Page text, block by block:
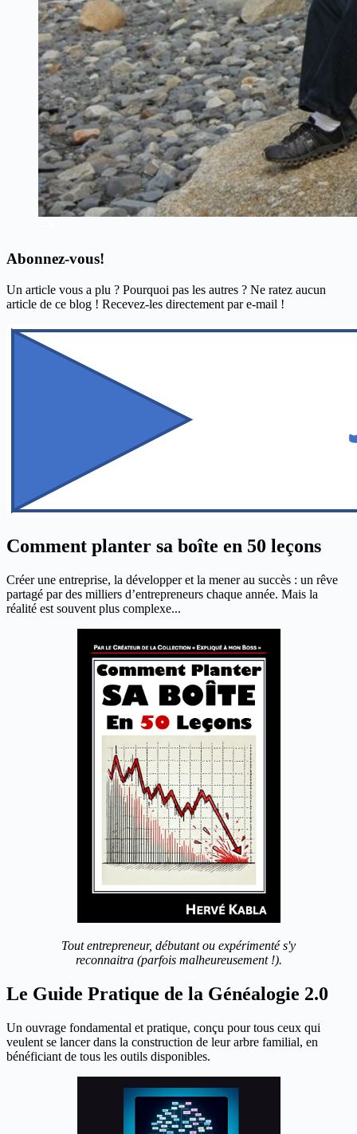
Abonnez-vous!
Un article vous a plu ? Pourquoi pas les autres ? Ne ratez aucun
article de ce blog ! Recevez-les directement par e-mail !
Comment planter sa boîte en 50 leçons
Créer une entreprise, la développer et la mener au succès : un rêve
partagé par des milliers d’entrepreneurs chaque année. Mais la
réalité est souvent plus complexe...
Tout entrepreneur, débutant ou expérimenté s'y
reconnaitra (parfois malheureusement !).
Le Guide Pratique de la Généalogie 2.0
Un ouvrage fondamental et pratique, conçu pour tous ceux qui
veulent se lancer dans la construction de leur arbre familial, en
bénéficiant de tous les outils disponibles.